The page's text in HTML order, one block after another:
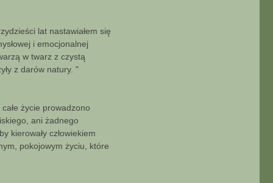
lat nastawiałem się
i emocjonalnej
w twarz z czystą
z darów natury. "
życie prowadzono
ani żadnego
kierowały człowiekiem
pokojowym życiu, które